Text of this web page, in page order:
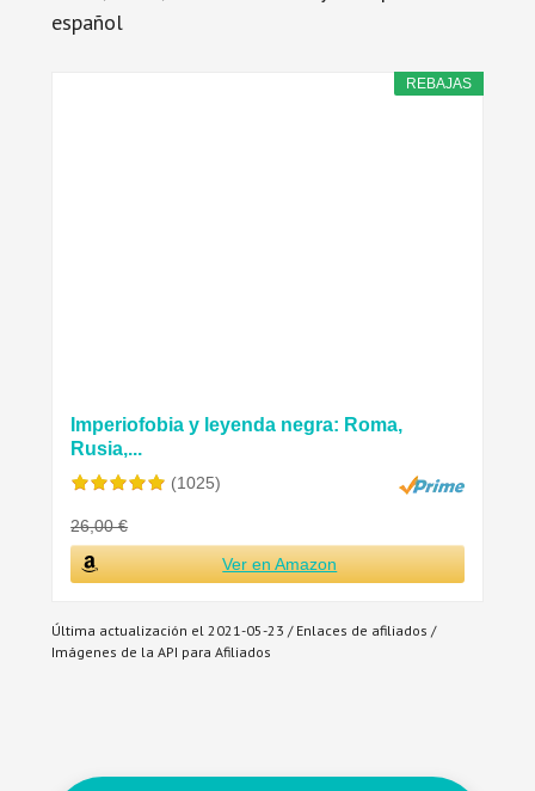
español
REBAJAS
Imperiofobia y leyenda negra: Roma,
Rusia,...
(1025)
26,00 €
Ver en Amazon
Última actualización el 2021-05-23 / Enlaces de afiliados /
Imágenes de la API para Afiliados